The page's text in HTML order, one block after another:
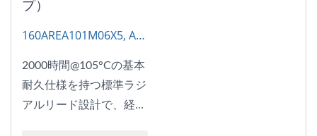
プ）
160AREA101M06X5, AP-
2000時間@105°Cの基本
耐久仕様を持つ標準ラジ
アルリード設計で、経済